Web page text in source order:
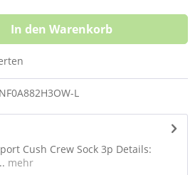
In den Warenkorb
NF0A882H3OW-L
Cush Crew Sock 3p Details:
mehr